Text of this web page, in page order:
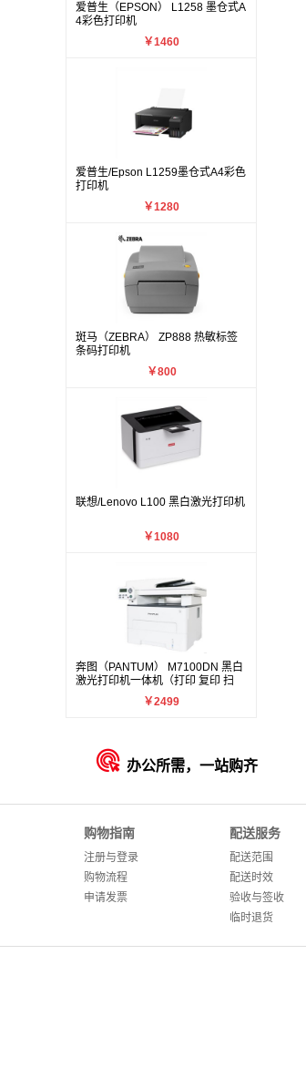
爱普生（EPSON） L1258 墨仓式A
4彩色打印机
￥1460
爱普生/Epson L1259墨仓式A4彩色
打印机
￥1280
斑马（ZEBRA） ZP888 热敏标签
条码打印机
￥800
联想/Lenovo L100 黑白激光打印机
￥1080
奔图（PANTUM） M7100DN 黑白
激光打印机一体机（打印 复印 扫
￥2499
 办公所需，一站购齐
购物指南
注册与登录
购物流程
申请发票
配送服务
配送范围
配送时效
验收与签收
临时退货